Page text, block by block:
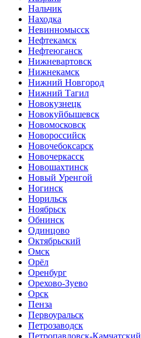
Нальчик
Находка
Невинномысск
Нефтекамск
Нефтеюганск
Нижневартовск
Нижнекамск
Нижний Новгород
Нижний Тагил
Новокузнецк
Новокуйбышевск
Новомосковск
Новороссийск
Новочебоксарск
Новочеркасск
Новошахтинск
Новый Уренгой
Ногинск
Норильск
Ноябрьск
Обнинск
Одинцово
Октябрьский
Омск
Орёл
Оренбург
Орехово-Зуево
Орск
Пенза
Первоуральск
Петрозаводск
Петропавловск-Камчатский